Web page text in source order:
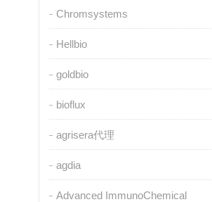
Chromsystems
Hellbio
goldbio
bioflux
agrisera代理
agdia
Advanced ImmunoChemical